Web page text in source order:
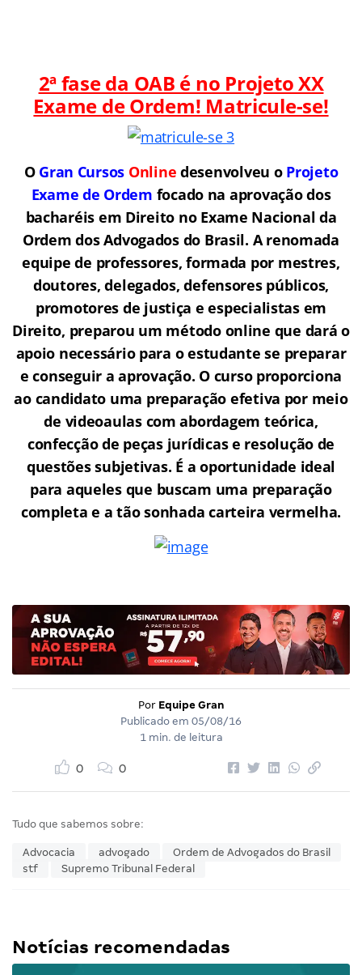
2ª fase da OAB é no Projeto XX
Exame de Ordem! Matricule-se!
O Gran Cursos Online desenvolveu o Projeto
Exame de Ordem focado na aprovação dos
bacharéis em Direito no Exame Nacional da
Ordem dos Advogados do Brasil. A renomada
equipe de professores, formada por mestres,
doutores, delegados, defensores públicos,
promotores de justiça e especialistas em
Direito, preparou um método online que dará o
apoio necessário para o estudante se preparar
e conseguir a aprovação. O curso proporciona
ao candidato uma preparação efetiva por meio
de videoaulas com abordagem teórica,
confecção de peças jurídicas e resolução de
questões subjetivas. É a oportunidade ideal
para aqueles que buscam uma preparação
completa e a tão sonhada carteira vermelha.
Por Equipe Gran
Publicado em 05/08/16
1 min. de leitura
0 0
Tudo que sabemos sobre:
Advocacia advogado
Ordem de Advogados do Brasil
stf
Supremo Tribunal Federal
Notícias recomendadas